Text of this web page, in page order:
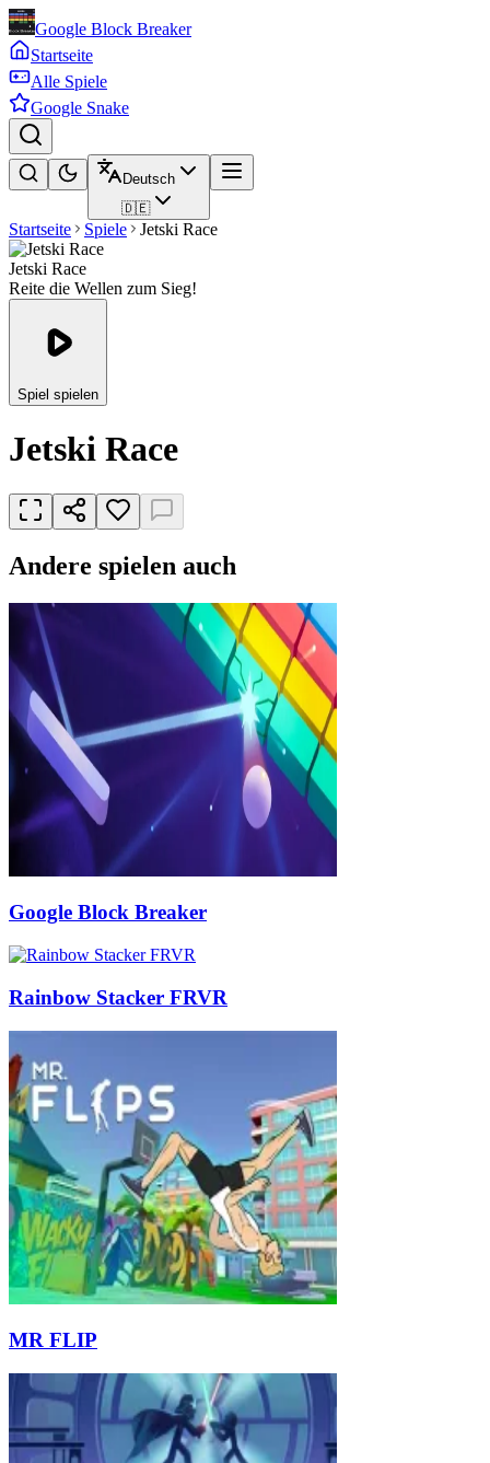
Google Block Breaker
Startseite
Alle Spiele
Google Snake
Deutsch
🇩🇪
Startseite Spiele Jetski Race
Jetski Race
Reite die Wellen zum Sieg!
Spiel spielen
Jetski Race
Andere spielen auch
Google Block Breaker
Rainbow Stacker FRVR
MR FLIP